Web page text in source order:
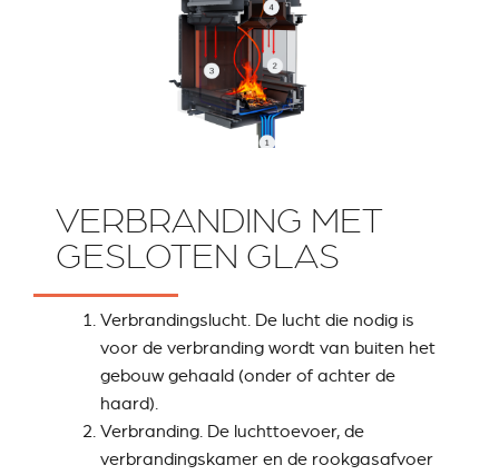
VERBRANDING MET
GESLOTEN GLAS
Verbrandingslucht. De lucht die nodig is
voor de verbranding wordt van buiten het
gebouw gehaald (onder of achter de
haard).
Verbranding. De luchttoevoer, de
verbrandingskamer en de rookgasafvoer
RIVESTIMENTI E
ACCESSORI PER STÛV
22
VERKLEIDUNGEN UND
ZUBEHÖRTEILE FÛR